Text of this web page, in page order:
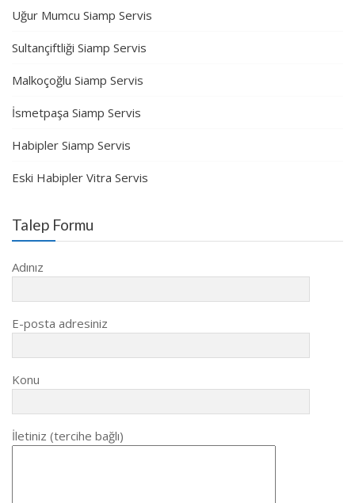
Uğur Mumcu Siamp Servis
Sultançiftliği Siamp Servis
Malkoçoğlu Siamp Servis
İsmetpaşa Siamp Servis
Habipler Siamp Servis
Eski Habipler Vitra Servis
Talep Formu
Adınız
E-posta adresiniz
Konu
İletiniz (tercihe bağlı)